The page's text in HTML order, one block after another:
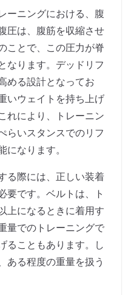
ーニングにおける、腹
圧は、腹筋を収縮させ
ことで、この圧力が脊
なります。デッドリフ
める設計となってお
いウェイトを持ち上げ
れにより、トレーニン
らいスタンスでのリフ
になります。
る際には、正しい装着
要です。ベルトは、ト
上になるときに着用す
量でのトレーニングで
ることもあります。し
ある程度の重量を扱う